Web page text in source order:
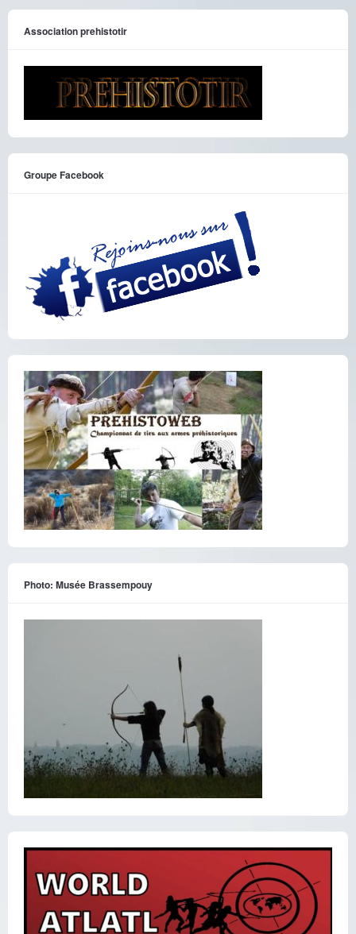
Association prehistotir
Groupe Facebook
Photo: Musée Brassempouy